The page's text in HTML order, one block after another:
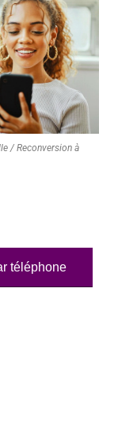
/ Reconversion à
téléphone